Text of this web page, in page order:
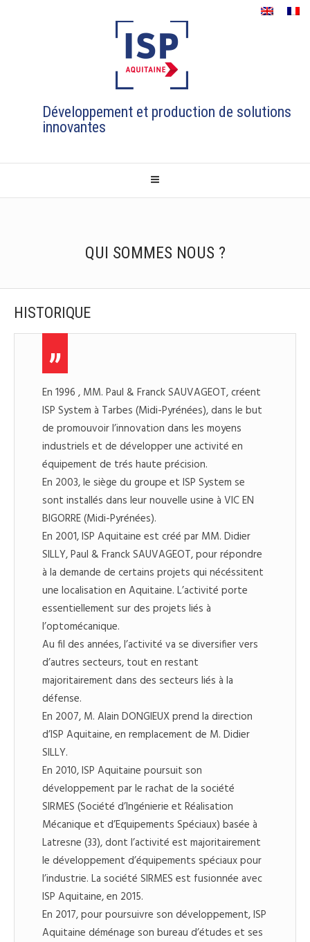
Développement et production de solutions
innovantes
QUI SOMMES NOUS ?
HISTORIQUE
En 1996 , MM. Paul & Franck SAUVAGEOT, créent
ISP System à Tarbes (Midi-Pyrénées), dans le but
de promouvoir l’innovation dans les moyens
industriels et de développer une activité en
équipement de trés haute précision.
En 2003, le siège du groupe et ISP System se
sont installés dans leur nouvelle usine à VIC EN
BIGORRE (Midi-Pyrénées).
En 2001, ISP Aquitaine est créé par MM. Didier
SILLY, Paul & Franck SAUVAGEOT, pour répondre
à la demande de certains projets qui nécéssitent
une localisation en Aquitaine. L’activité porte
essentiellement sur des projets liés à
l’optomécanique.
Au fil des années, l’activité va se diversifier vers
d’autres secteurs, tout en restant
majoritairement dans des secteurs liés à la
défense.
En 2007, M. Alain DONGIEUX prend la direction
d’ISP Aquitaine, en remplacement de M. Didier
SILLY.
En 2010, ISP Aquitaine poursuit son
développement par le rachat de la société
SIRMES (Société d’Ingénierie et Réalisation
Mécanique et d’Equipements Spéciaux) basée à
Latresne (33), dont l’activité est majoritairement
le développement d’équipements spéciaux pour
l’industrie. La société SIRMES est fusionnée avec
ISP Aquitaine, en 2015.
En 2017, pour poursuivre son développement, ISP
Aquitaine déménage son bureau d’études et ses